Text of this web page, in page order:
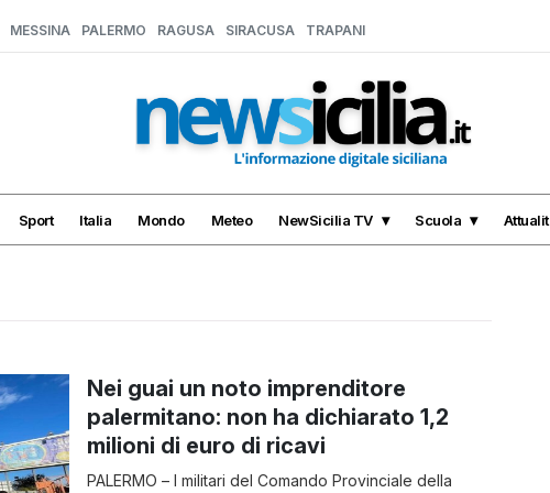
MESSINA PALERMO RAGUSA SIRACUSA TRAPANI
Sport Italia Mondo Meteo NewSicilia TV Scuola
Nei guai un noto imprenditore
palermitano: non ha dichiarato 1,2
milioni di euro di ricavi
PALERMO – I militari del Comando Provinciale della